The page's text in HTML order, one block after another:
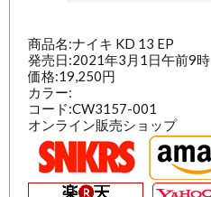
商品名:ナイキ KD 13 EP
発売日:2021年3月1日午前9時
価格:19,250円
カラー:
コード:CW3157-001
オンライン販売ショップ